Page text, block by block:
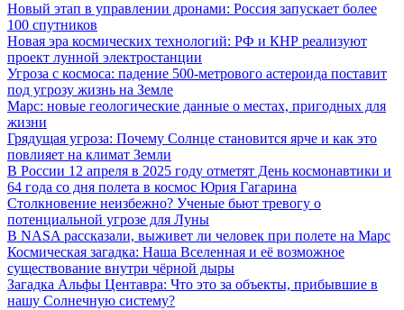
Новый этап в управлении дронами: Россия запускает более
100 спутников
Новая эра космических технологий: РФ и КНР реализуют
проект лунной электростанции
Угроза с космоса: падение 500-метрового астероида поставит
под угрозу жизнь на Земле
Марс: новые геологические данные о местах, пригодных для
жизни
Грядущая угроза: Почему Солнце становится ярче и как это
повлияет на климат Земли
В России 12 апреля в 2025 году отметят День космонавтики и
64 года со дня полета в космос Юрия Гагарина
Столкновение неизбежно? Ученые бьют тревогу о
потенциальной угрозе для Луны
В NASA рассказали, выживет ли человек при полете на Марс
Космическая загадка: Наша Вселенная и её возможное
существование внутри чёрной дыры
Загадка Альфы Центавра: Что это за объекты, прибывшие в
нашу Солнечную систему?